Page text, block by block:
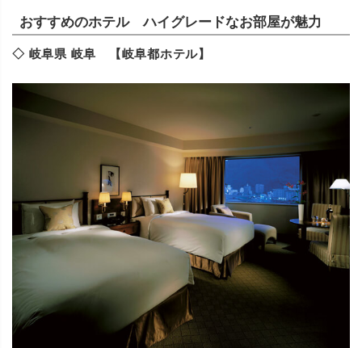
おすすめのホテル ハイグレードなお部屋が魅力
◇ 岐阜県 岐阜 【岐阜都ホテル】